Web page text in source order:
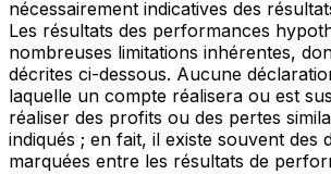
nécessairement indicatives des
Les résultats des performances
nombreuses limitations inhérentes,
décrites ci-dessous. Aucune
laquelle un compte réalisera ou est
réaliser des profits ou des pertes
indiqués ; en fait, il existe souvent des
marquées entre les résultats de